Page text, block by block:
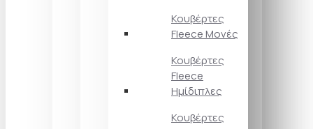
Κουβέρτες
Fleece Μονές
Κουβέρτες
Fleece
Ημίδιπλες
Κουβέρτες